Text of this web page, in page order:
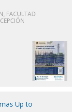
FACULTAD
Up to